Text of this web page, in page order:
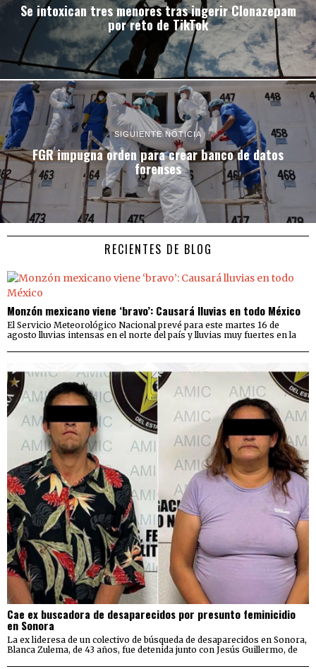
Se intoxican tres menores tras ingerir Clonazepam
por reto de TikTok
SIGUIENTE NOTICIA
FGR impugna orden para crear banco de datos
forenses
RECIENTES DE BLOG
Monzón mexicano viene ‘bravo’: Causará lluvias en todo México
El Servicio Meteorológico Nacional prevé para este martes 16 de
agosto lluvias intensas en el norte del país y lluvias muy fuertes en la
Cae ex buscadora de desaparecidos por presunto feminicidio
en Sonora
La ex lideresa de un colectivo de búsqueda de desaparecidos en Sonora,
Blanca Zulema, de 43 años, fue detenida junto con Jesús Guillermo, de